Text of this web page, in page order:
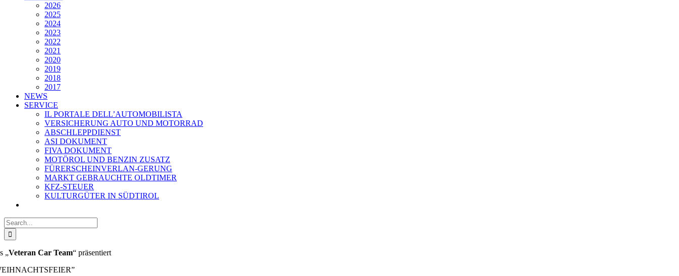
2026
2025
2024
2023
2022
2021
2020
2019
2018
2017
NEWS
SERVICE
IL PORTALE DELL’AUTOMOBILISTA
VERSICHERUNG AUTO UND MOTORRAD
ABSCHLEPPDIENST
ASI DOKUMENT
FIVA DOKUMENT
MOTÖROL UND BENZIN ZUSATZ
FÜRERSCHEINVERLAN-GERUNG
MARKT GEBRAUCHTE OLDTIMER
KFZ-STEUER
KULTURGÜTER IN SÜDTIROL
Search
for:
„Veteran Car Team“ präsentiert